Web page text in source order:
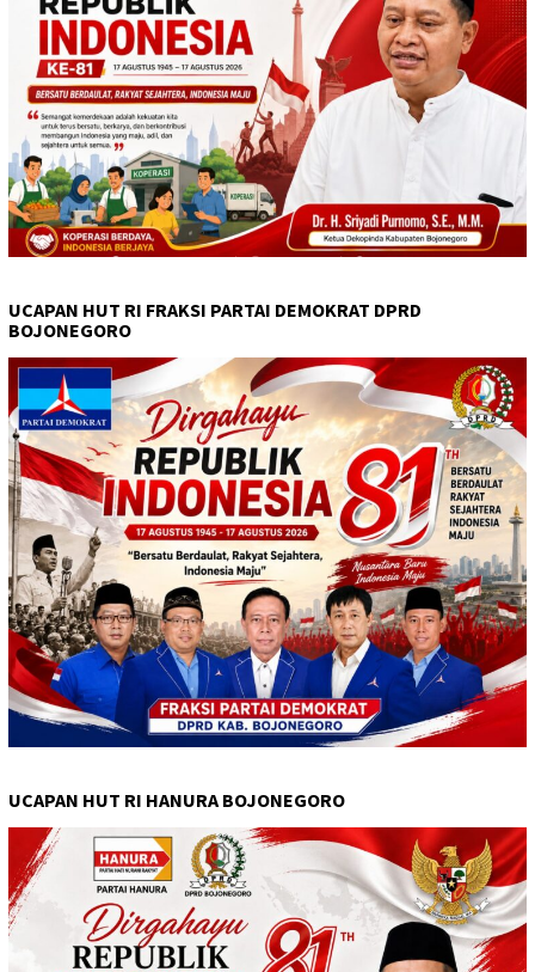
UCAPAN HUT RI FRAKSI PARTAI DEMOKRAT DPRD
BOJONEGORO
UCAPAN HUT RI HANURA BOJONEGORO